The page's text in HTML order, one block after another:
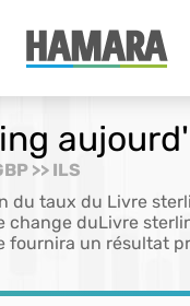
>> ILS
du taux du Livre
change duLivre
fournira un résultat